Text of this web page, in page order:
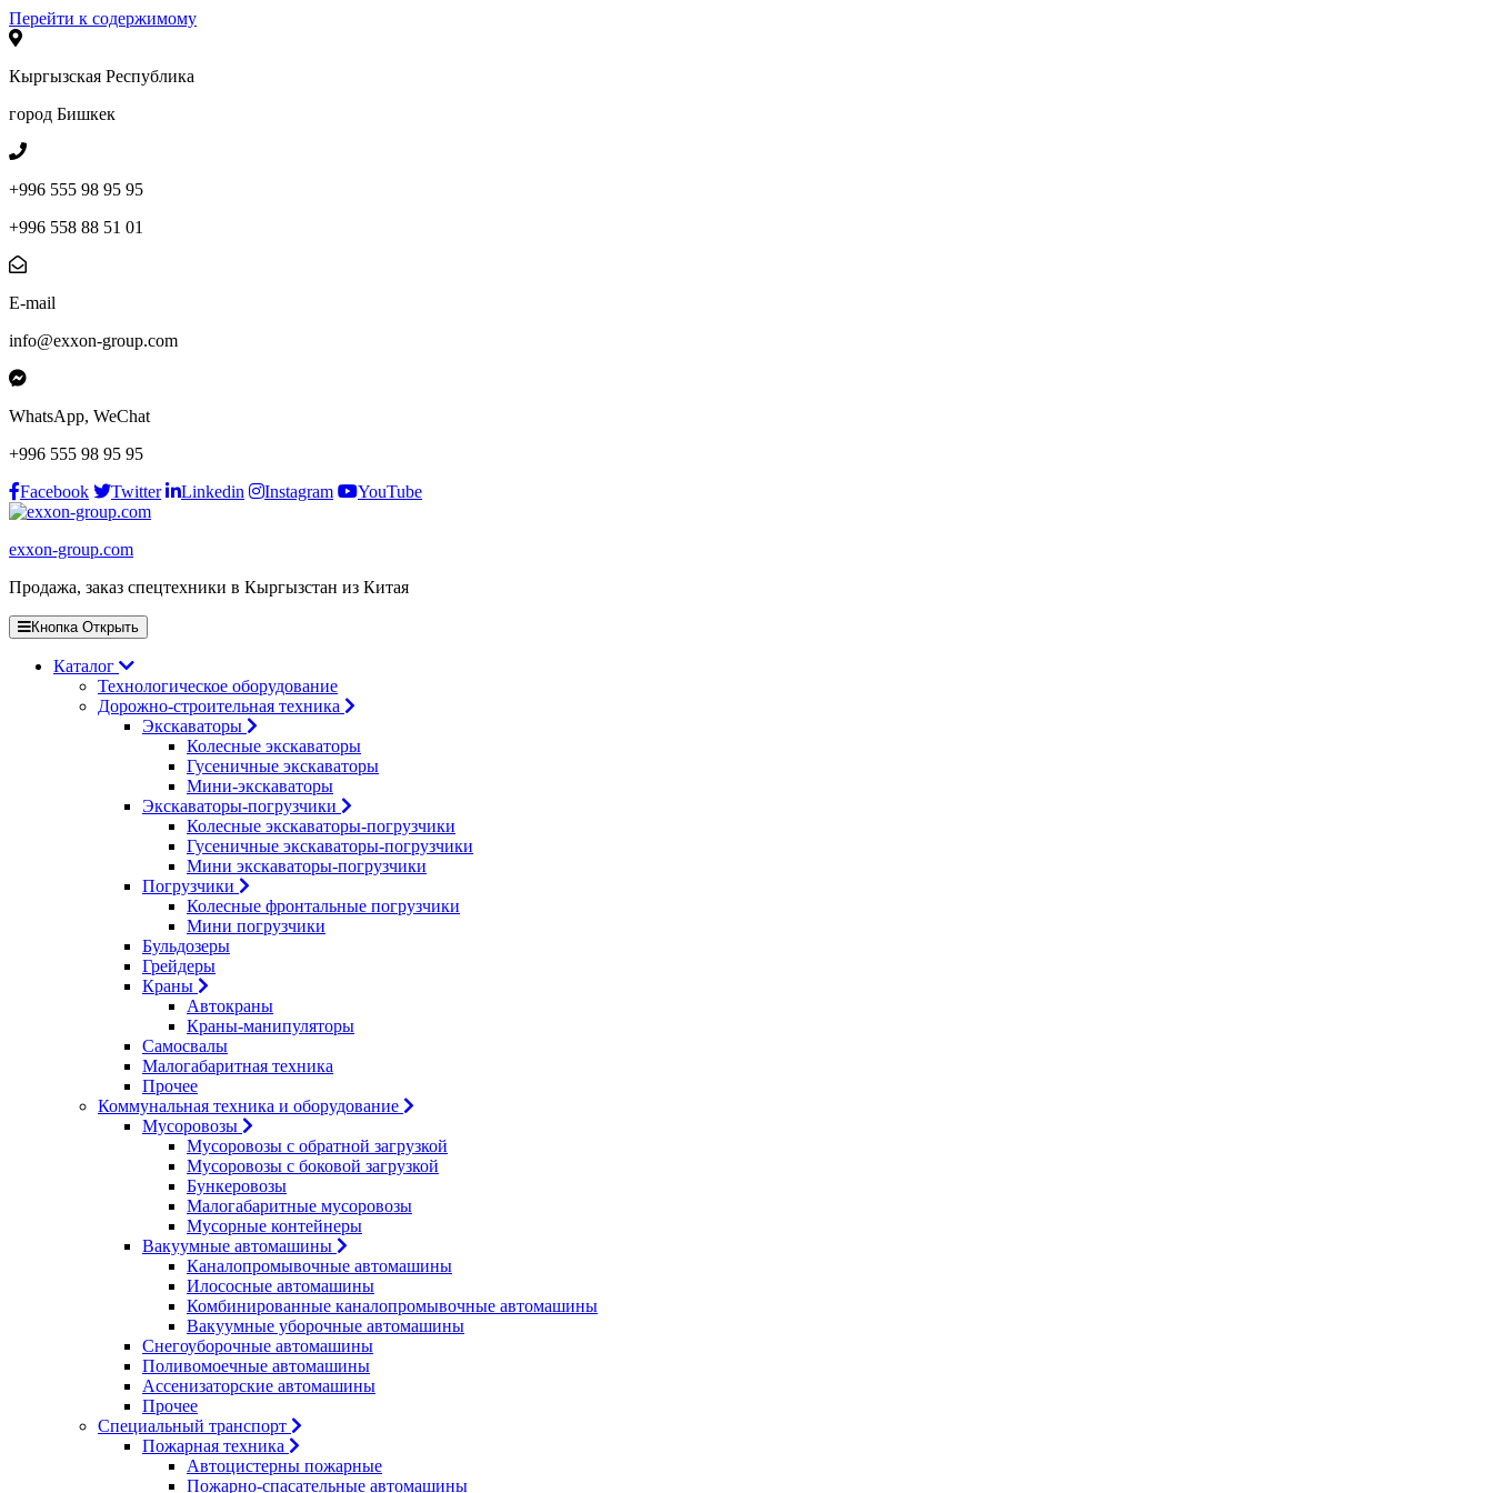
Перейти к содержимому
Кыргызская Республика
город Бишкек
+996 555 98 95 95
+996 558 88 51 01
E-mail
info@exxon-group.com
WhatsApp, WeChat
+996 555 98 95 95
Facebook
Twitter Linkedin Instagram YouTube
exxon-group.com
Продажа, заказ спецтехники в Кыргызстан из Китая
Кнопка Открыть
Каталог
Технологическое оборудование
Дорожно-строительная техника
Экскаваторы
Колесные экскаваторы
Гусеничные экскаваторы
Мини-экскаваторы
Экскаваторы-погрузчики
Колесные экскаваторы-погрузчики
Гусеничные экскаваторы-погрузчики
Мини экскаваторы-погрузчики
Погрузчики
Колесные фронтальные погрузчики
Мини погрузчики
Бульдозеры
Грейдеры
Краны
Автокраны
Краны-манипуляторы
Самосвалы
Малогабаритная техника
Прочее
Коммунальная техника и оборудование
Мусоровозы
Мусоровозы с обратной загрузкой
Мусоровозы с боковой загрузкой
Бункеровозы
Малогабаритные мусоровозы
Мусорные контейнеры
Вакуумные автомашины
Каналопромывочные автомашины
Илососные автомашины
Комбинированные каналопромывочные автомашины
Вакуумные уборочные автомашины
Снегоуборочные автомашины
Поливомоечные автомашины
Ассенизаторские автомашины
Прочее
Специальный транспорт
Пожарная техника
Автоцистерны пожарные
Пожарно-спасательные автомашины